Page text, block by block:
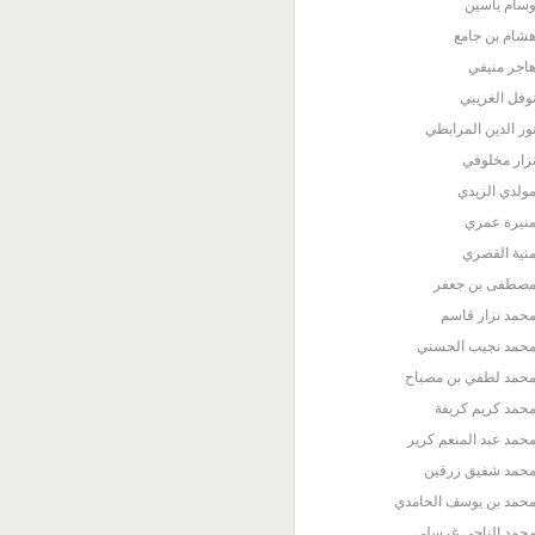
وسام ياسين
هشام بن جامع
هاجر منيفي
نوفل الغريبي
نور الدين المرابطي
نزار مخلوفي
مولدي الزيدي
منيرة عمري
منية القصري
مصطفى بن جعفر
محمد نزار قاسم
محمد نجيب الحسني
محمد لطفي بن مصباح
محمد كريم كريفة
محمد عبد المنعم كرير
محمد شفيق زرقين
محمد بن يوسف الحامدي